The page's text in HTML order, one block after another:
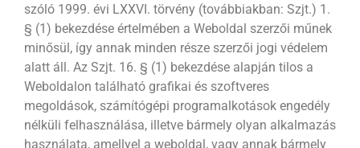
szóló 1999. évi LXXVI. törvény (továbbiakban: Szjt.) 1.
§ (1) bekezdése értelmében a Weboldal szerzői műnek
minősül, így annak minden része szerzői jogi védelem
alatt áll. Az Szjt. 16. § (1) bekezdése alapján tilos a
Weboldalon található grafikai és szoftveres
megoldások, számítógépi programalkotások engedély
nélküli felhasználása, illetve bármely olyan alkalmazás
használata, amellyel a weboldal, vagy annak bármely